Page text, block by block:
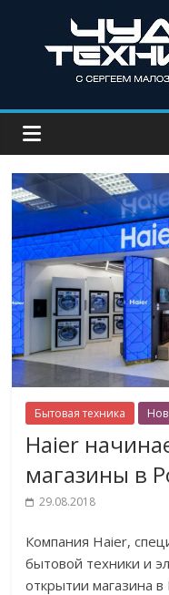
Бытовая техника
Haier
магазины в
29.08.2018
Компания Haier,
бытовой техники и
открытии магазина